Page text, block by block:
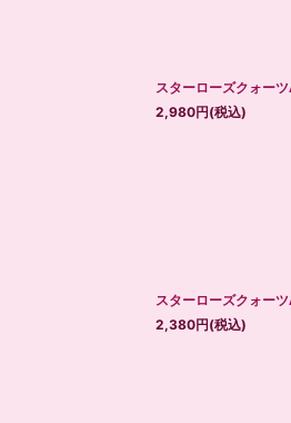
スターローズクォー
2,980円(税込)
スターローズクォー
2,380円(税込)